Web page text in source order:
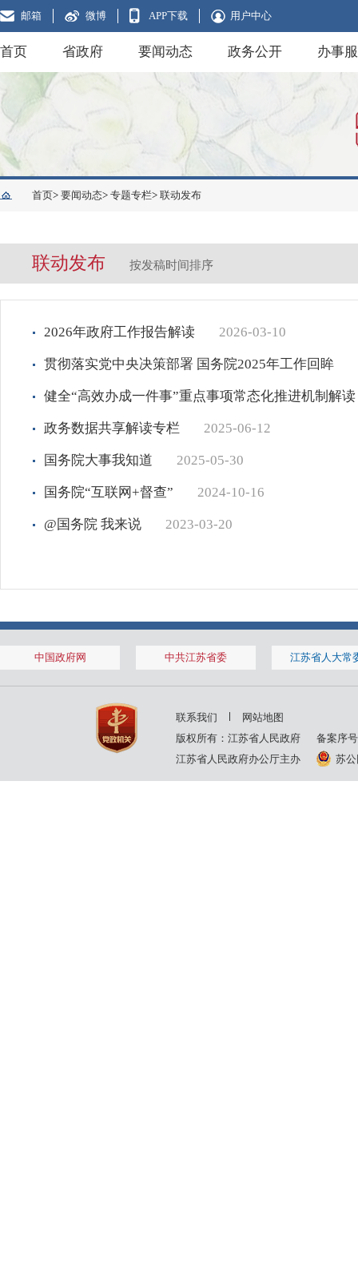
邮箱 微博 APP下载 用户中心
首页 省政府 要闻动态 政务公开 办事
首页> 要闻动态> 专题专栏> 联动发布
联动发布 按发稿时间排序
2026年政府工作报告解读 2026-03-10
贯彻落实党中央决策部署 国务院2025年工作回眸
健全“高效办成一件事”重点事项常态化推进机制解读
政务数据共享解读专栏 2025-06-12
国务院大事我知道 2025-05-30
国务院“互联网+督查” 2024-10-16
@国务院 我来说 2023-03-20
中国政府网 中共江苏省委 江苏省人大常
联系我们
网站地图
版权所有：江苏省人民政府
备案序
江苏省人民政府办公厅主办
苏